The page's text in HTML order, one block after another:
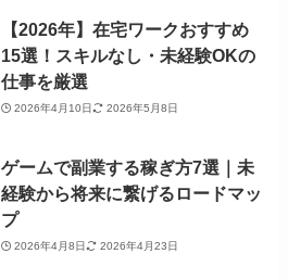
【2026年】在宅ワークおすすめ
15選！スキルなし・未経験OKの
仕事を厳選
2026年4月10日 2026年5月8日
ゲームで副業する稼ぎ方7選｜未
経験から将来に繋げるロードマッ
プ
2026年4月8日 2026年4月23日